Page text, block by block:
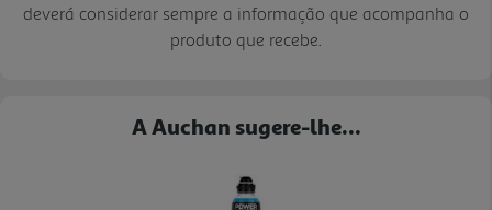
deverá considerar sempre a informação que acompanha o
produto que recebe.
A Auchan sugere-lhe...